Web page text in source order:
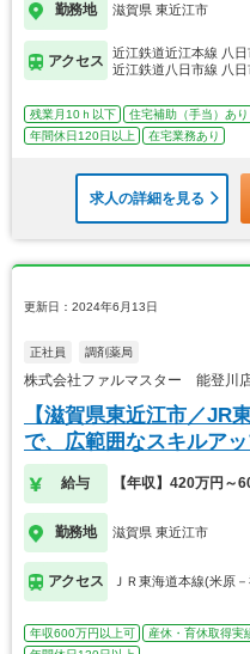
勤務地 滋賀県 東近江市
アクセス
近江鉄道近江本線 八日
近江鉄道八日市線 八日
残業月10ｈ以下 住宅補助（手当）あり
年間休日120日以上
在宅業務あり
求人の詳細を見る
更新日：2024年6月13日
正社員 調剤薬局
株式会社ファルマスター 能登川
【滋賀県東近江市／JR
で、広範囲なスキルアッ
給与 【年収】420万円～
勤務地 滋賀県 東近江市
アクセス ＪＲ東海道本線(米原
年収600万円以上可 産休・育休取得実